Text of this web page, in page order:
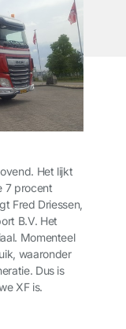
Het lijkt
7 procent
Fred Driessen,
B.V. Het
Momenteel
waaronder
Dus is
XF is.